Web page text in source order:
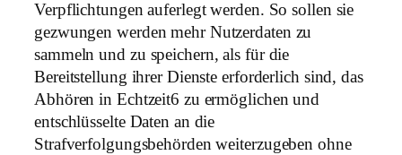
Verpflichtungen auferlegt werden. So sollen sie
gezwungen werden mehr Nutzerdaten zu
sammeln und zu speichern, als für die
Bereitstellung ihrer Dienste erforderlich sind, das
Abhören in Echtzeit6 zu ermöglichen und
entschlüsselte Daten an die
Strafverfolgungsbehörden weiterzugeben ohne